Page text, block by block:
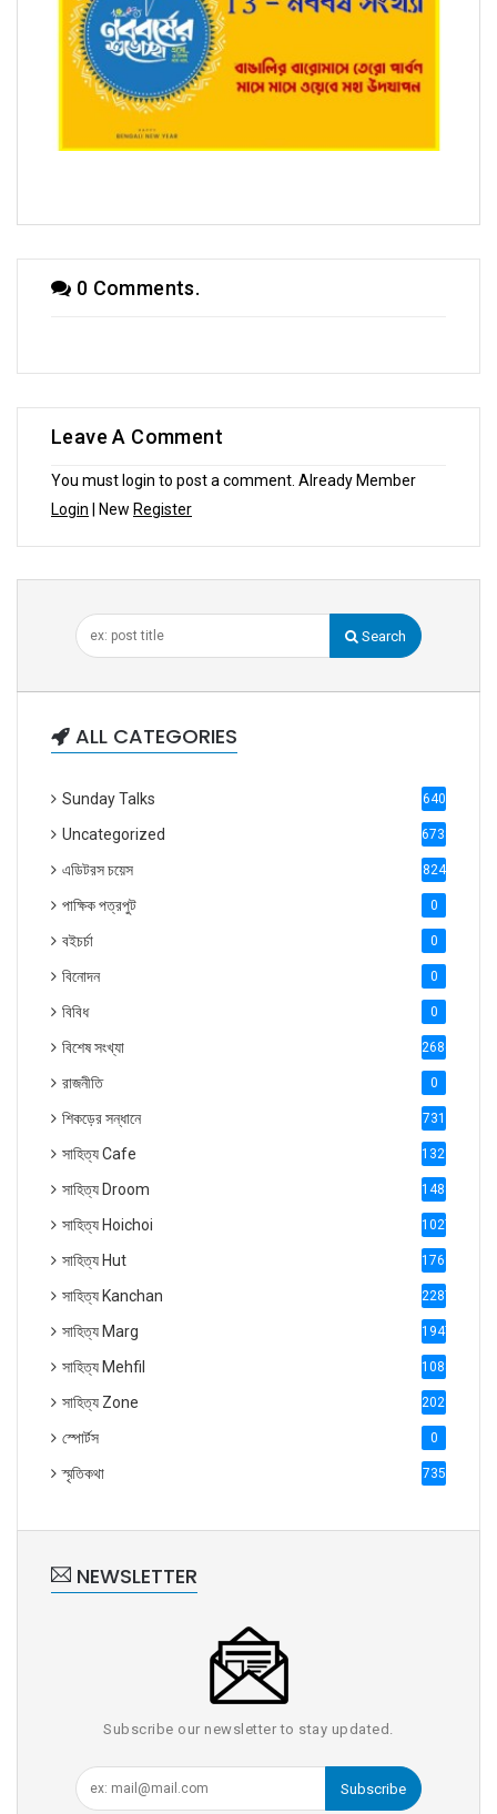
0 Comments.
Leave A Comment
You must login to post a comment. Already Member
Login | New Register
Search
ALL CATEGORIES
Sunday Talks 640
Uncategorized 6738
এডিটরস চয়েস 824
পাক্ষিক পত্রপুট 0
বইচর্চা 0
বিনোদন 0
বিবিধ 0
বিশেষ সংখ্যা 2686
রাজনীতি 0
শিকড়ের সন্ধানে 731
সাহিত্য Cafe 1321
সাহিত্য Droom 1488
সাহিত্য Hoichoi 1027
সাহিত্য Hut 1769
সাহিত্য Kanchan 2287
সাহিত্য Marg 1947
সাহিত্য Mehfil 1088
সাহিত্য Zone 2028
স্পোর্টস 0
স্মৃতিকথা 735
NEWSLETTER
Subscribe our newsletter to stay updated.
Subscribe